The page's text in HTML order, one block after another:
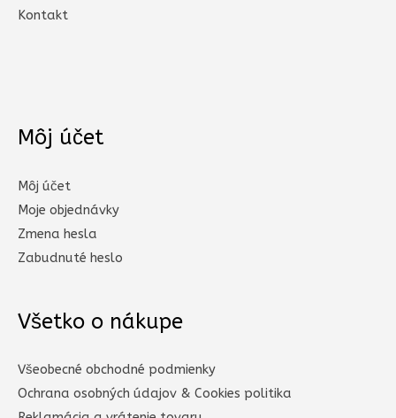
Kontakt
Môj účet
Môj účet
Moje objednávky
Zmena hesla
Zabudnuté heslo
Všetko o nákupe
Všeobecné obchodné podmienky
Ochrana osobných údajov & Cookies politika